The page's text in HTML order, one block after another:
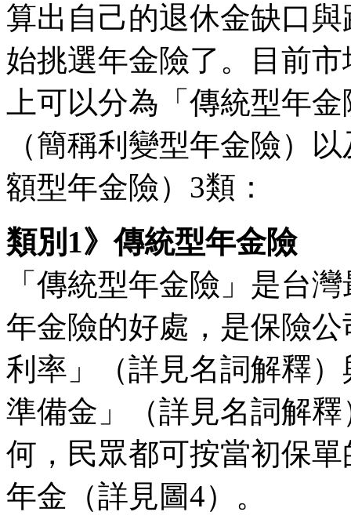
算出自己的退休金缺口
始挑選年金險了。目前
上可以分為「傳統型年
（簡稱利變型年金險）
額型年金險）3類：
類別1》傳統型年金險
「傳統型年金險」是台
年金險的好處，是保險
利率」（詳見名詞解釋
準備金」（詳見名詞解
何，民眾都可按當初保
年金（詳見圖4）。